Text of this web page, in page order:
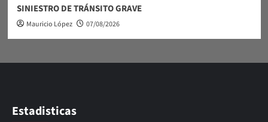
SINIESTRO DE TRÁNSITO GRAVE
Mauricio López 07/08/2026
Estadisticas